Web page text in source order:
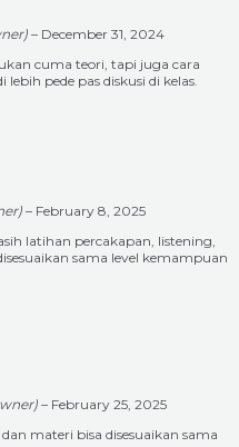
– December 31, 2024
cuma teori, tapi juga cara
pede pas diskusi di kelas.
– February 8, 2025
latihan percakapan, listening,
sama level kemampuan
– February 25, 2025
materi bisa disesuaikan sama